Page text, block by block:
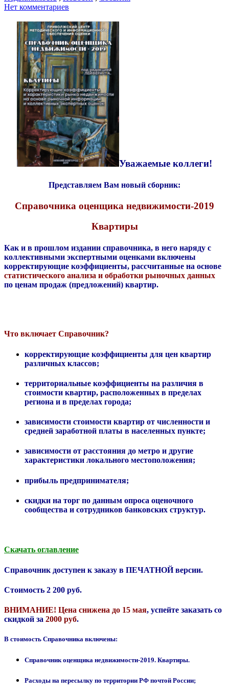
Нет комментариев
Уважаемые коллеги!
Представляем Вам новый сборник:
Справочника оценщика недвижимости-2019
Квартиры
Как и в прошлом издании справочника, в него наряду с
коллективными экспертными оценками включены
корректирующие коэффициенты, рассчитанные на основе
статистического анализа и обработки рыночных данных
по ценам продаж (предложений) квартир.
Что включает Справочник?
корректирующие коэффициенты для цен квартир
различных классов;
территориальные коэффициенты на различия в
стоимости квартир, расположенных в пределах
региона и в пределах города;
зависимости стоимости квартир от численности и
средней заработной платы в населенных пункте;
зависимости от расстояния до метро и другие
характеристики локального местоположения;
прибыль предпринимателя;
скидки на торг по данным опроса оценочного
сообщества и сотрудников банковских структур.
Скачать оглавление
Справочник доступен к заказу в ПЕЧАТНОЙ версии.
Стоимость 2 200 руб.
ВНИМАНИЕ! Цена снижена до 15 мая, успейте заказать со
скидкой за 2000 руб.
В стоимость Справочника включены:
Справочник оценщика недвижимости-2019. Квартиры.
Расходы на пересылку по территории РФ почтой России;